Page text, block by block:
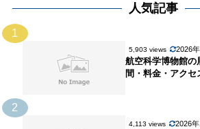
人気記事
1
5,903 views 2026
航空科学博物館の
間・料金・アクセ
2
4,113 views 2026